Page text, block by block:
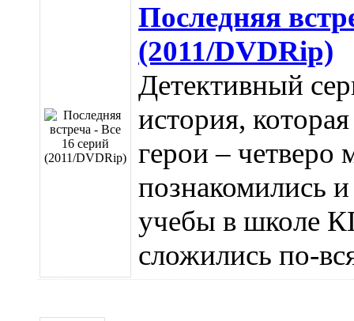
Последняя
(2011/DVDRip)
Детективный
история,
герои –
познакомились
учебы в школе
сложились по-